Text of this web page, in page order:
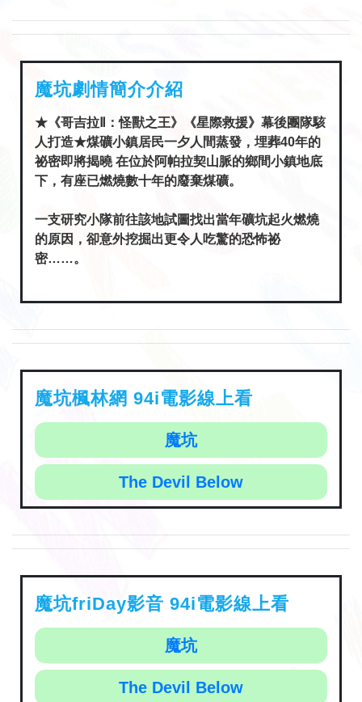
魔坑劇情簡介介紹
★《哥吉拉Ⅱ：怪獸之王》《星際救援》幕後團隊駭
人打造★煤礦小鎮居民一夕人間蒸發，埋葬40年的
祕密即將揭曉 在位於阿帕拉契山脈的鄉間小鎮地底
下，有座已燃燒數十年的廢棄煤礦。
一支研究小隊前往該地試圖找出當年礦坑起火燃燒
的原因，卻意外挖掘出更令人吃驚的恐怖祕
密……。
魔坑楓林網 94i電影線上看
魔坑
The Devil Below
魔坑friDay影音 94i電影線上看
魔坑
The Devil Below